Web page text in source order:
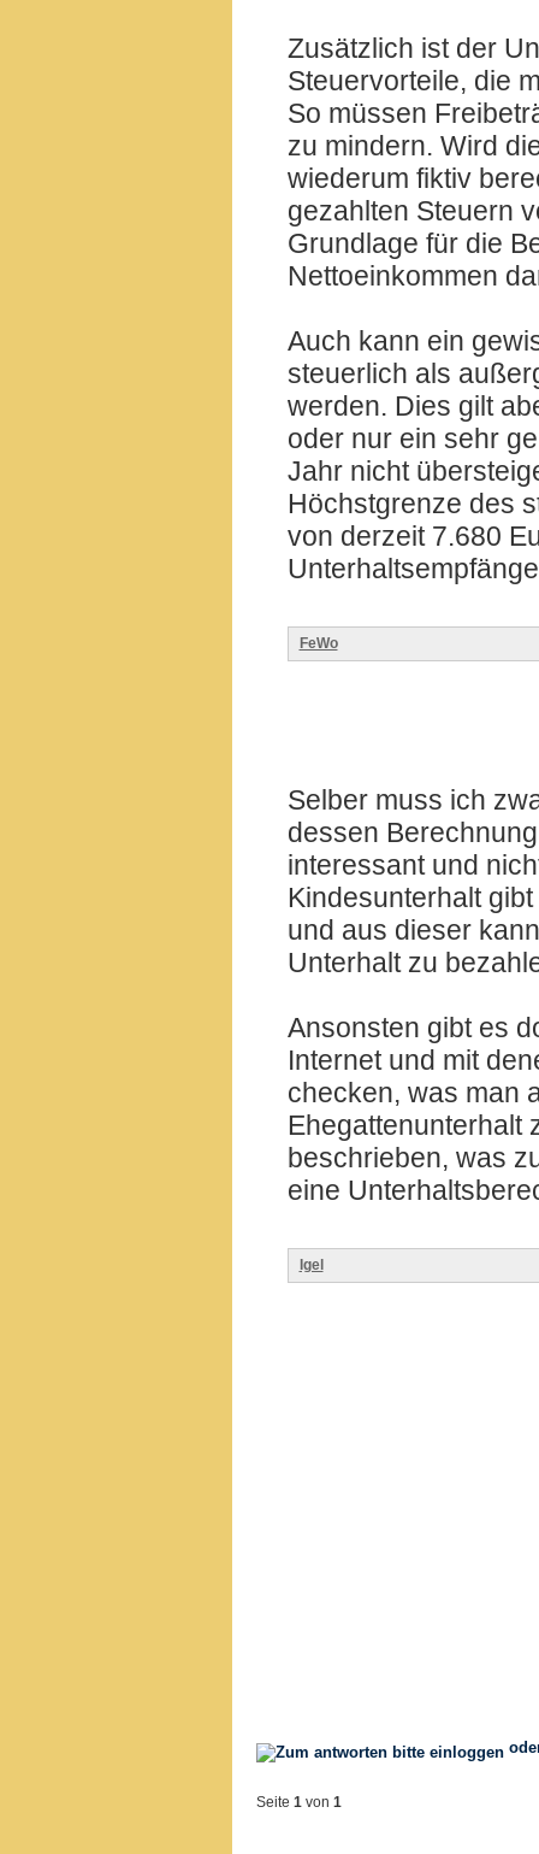
Zusätzlich ist der
Steuervorteile, die
So müssen
zu mindern. Wird
wiederum fiktiv
gezahlten Steuern
Grundlage für die
Nettoeinkommen
Auch kann ein
steuerlich als
werden. Dies gilt
oder nur ein sehr
Jahr nicht
Höchstgrenze des
von derzeit 7.680
FeWo
Selber muss ich
dessen
interessant und
Kindesunterhalt
und aus dieser
Unterhalt zu
Ansonsten gibt es
Internet und mit
checken, was man
Ehegattenunterhalt
beschrieben, was
eine
Igel
Seite 1 von 1